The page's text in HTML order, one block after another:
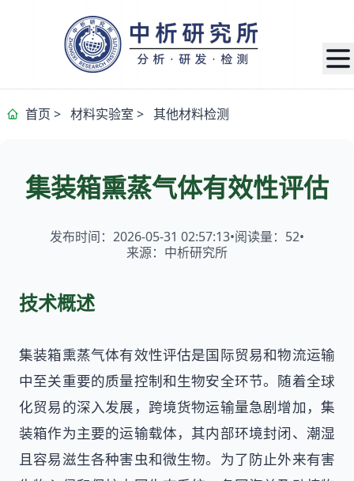
首页 > 材料实验室 > 其他材料检测
集装箱熏蒸气体有效性评估
发布时间：2026-05-31 02:57:13•阅读量： 52•
来源：中析研究所
技术概述
集装箱熏蒸气体有效性评估是国际贸易和物流运输
中至关重要的质量控制和生物安全环节。随着全球
化贸易的深入发展，跨境货物运输量急剧增加，集
装箱作为主要的运输载体，其内部环境封闭、潮湿
且容易滋生各种害虫和微生物。为了防止外来有害